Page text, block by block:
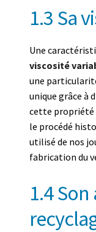
1.3 Sa
Une
viscosité
une
unique grâce à
cette propriété
le procédé
utilisé de nos
fabrication du
1.4